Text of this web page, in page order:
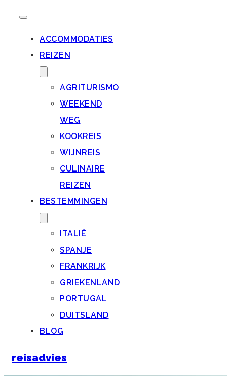
ACCOMMODATIES
REIZEN
AGRITURISMO
WEEKEND
WEG
KOOKREIS
WIJNREIS
CULINAIRE
REIZEN
BESTEMMINGEN
ITALIË
SPANJE
FRANKRIJK
GRIEKENLAND
PORTUGAL
DUITSLAND
BLOG
reisadvies